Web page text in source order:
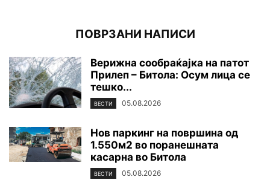
ПОВРЗАНИ НАПИСИ
Верижна сообраќајка на патот
Прилеп – Битола: Осум лица се
тешко...
ВЕСТИ 05.08.2026
Нов паркинг на површина од
1.550м2 во поранешната
касарна во Битола
ВЕСТИ 05.08.2026